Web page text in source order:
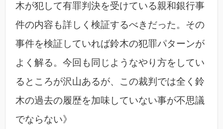
木が犯して有罪判決を受けている親和銀行事
件の内容も詳しく検証するべきだった。その
事件を検証していれば鈴木の犯罪パターンが
よく解る。今回も同じようなやり方をしてい
るところが沢山あるが、この裁判では全く鈴
木の過去の履歴を加味していない事が不思議
でならない》